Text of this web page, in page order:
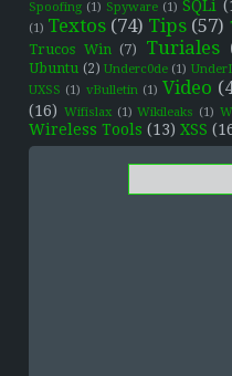
Spoofing (1) Spyware (1) SQLi
(1) Textos (74) Tips (57)
Trucos Win (7) Turiales
Ubuntu (2) Underc0de (1)
UXSS (1) vBulletin (1) Video
(16) Wifislax (1) Wikileaks (1)
Wireless Tools (13) XSS